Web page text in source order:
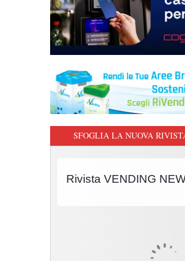
SFOGLIA LA NUOVA